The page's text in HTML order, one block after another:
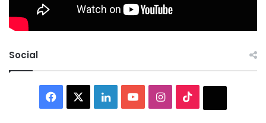
Social
Facebook LinkedInYouTubeInstagram